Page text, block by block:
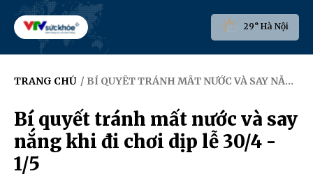
29° Hà Nội
TRANG CHỦ / BÍ QUYẾT TRÁNH MẤT NƯỚC VÀ SAY NẮNG KHI ĐI CHƠI DỊP LỄ 30/4 - 1/5
Bí quyết tránh mất nước và say
nắng khi đi chơi dịp lễ 30/4 -
1/5